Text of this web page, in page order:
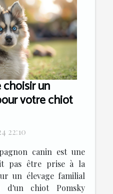
choisir un
votre chiot
22:10
canin est une
pas être prise à la
un élevage familial
d'un chiot Pomsky